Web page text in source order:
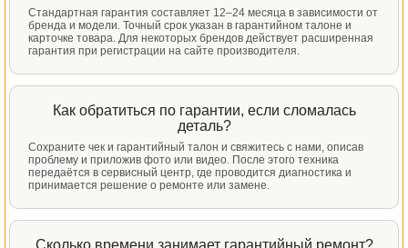
Стандартная гарантия составляет 12–24 месяца в зависимости от
бренда и модели. Точный срок указан в гарантийном талоне и
карточке товара. Для некоторых брендов действует расширенная
гарантия при регистрации на сайте производителя.
Как обратиться по гарантии, если сломалась
деталь?
Сохраните чек и гарантийный талон и свяжитесь с нами, описав
проблему и приложив фото или видео. После этого техника
передаётся в сервисный центр, где проводится диагностика и
принимается решение о ремонте или замене.
Сколько времени занимает гарантийный ремонт?